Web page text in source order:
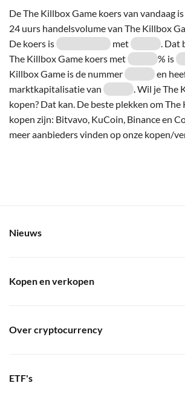
De The Killbox Game koers van vandaag is
24 uurs handelsvolume van The Killbox
De koers is
met
. Dat
The Killbox Game koers met
% is
Killbox Game is de nummer
en
marktkapitalisatie van
. Wil je The
kopen? Dat kan. De beste plekken om
kopen zijn: Bitvavo, KuCoin, Binance en
meer aanbieders vinden op onze kopen/
Nieuws
Kopen en verkopen
Over cryptocurrency
ETF's